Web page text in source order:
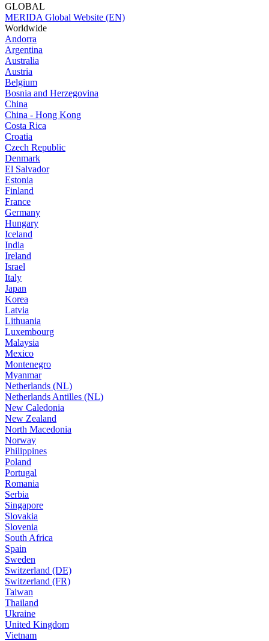
GLOBAL
MERIDA Global Website (EN)
Worldwide
Andorra
Argentina
Australia
Austria
Belgium
Bosnia and Herzegovina
China
China - Hong Kong
Costa Rica
Croatia
Czech Republic
Denmark
El Salvador
Estonia
Finland
France
Germany
Hungary
Iceland
India
Ireland
Israel
Italy
Japan
Korea
Latvia
Lithuania
Luxembourg
Malaysia
Mexico
Montenegro
Myanmar
Netherlands (NL)
Netherlands Antilles (NL)
New Caledonia
New Zealand
North Macedonia
Norway
Philippines
Poland
Portugal
Romania
Serbia
Singapore
Slovakia
Slovenia
South Africa
Spain
Sweden
Switzerland (DE)
Switzerland (FR)
Taiwan
Thailand
Ukraine
United Kingdom
Vietnam